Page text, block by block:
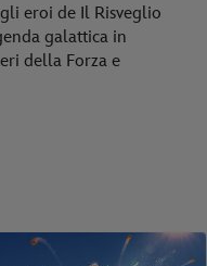
eroi de Il Risveglio
galattica in
della Forza e